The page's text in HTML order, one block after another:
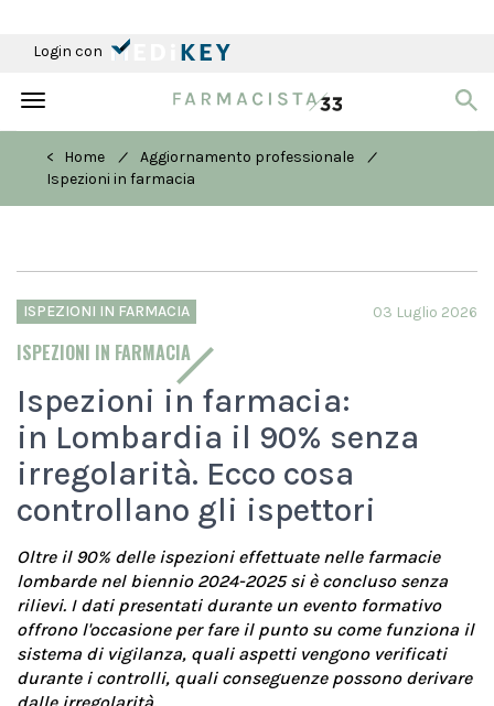
Login con
Toggle
< Home
/ Aggiornamento professionale /
Ispezioni in farmacia
ISPEZIONI IN FARMACIA
ISPEZIONI IN FARMACIA
03 Luglio 2026
Ispezioni in farmacia:
in Lombardia il 90% senza
irregolarità. Ecco cosa
controllano gli ispettori
Oltre il 90% delle ispezioni effettuate nelle farmacie
lombarde nel biennio 2024-2025 si è concluso senza
rilievi. I dati presentati durante un evento formativo
offrono l'occasione per fare il punto su come funziona il
sistema di vigilanza, quali aspetti vengono verificati
durante i controlli, quali conseguenze possono derivare